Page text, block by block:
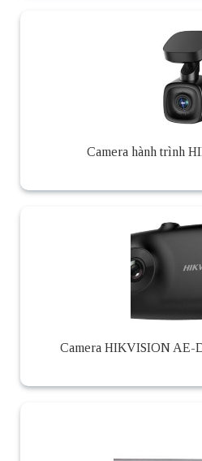
Camera hành trình
Camera HIKVISION AE-